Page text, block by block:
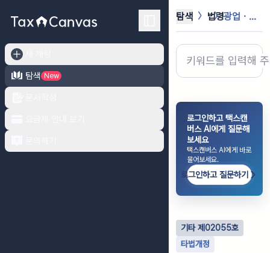
탐색
New
탐색 법령 광업ㆍ제조업조사 규칙
로그인하고 택스캔
버스 AI에게 질문해
보세요
택스캔버스 AI에게 바로
물어보세요.
로그인하고 질문하기
기타제 02055호
타법개정